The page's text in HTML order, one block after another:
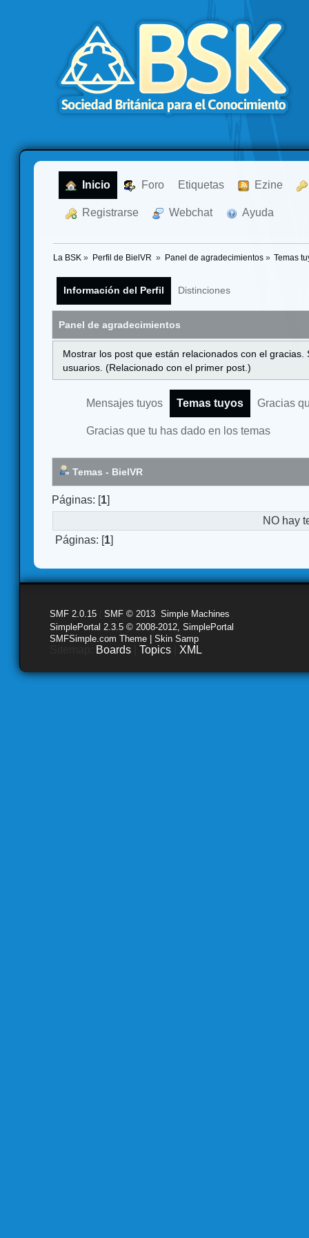
Inicio Foro Etiquetas Ezine
Registrarse Webchat Ayuda
La BSK » Perfil de BielVR » Panel de agradecimientos» Temas
Información del Perfil Distinciones
Panel de agradecimientos
Mostrar los post que están relacionados con el
usuarios. (Relacionado con el primer post.)
Mensajes tuyos Temas tuyos Gracias
Gracias que tu has dado en los temas
Temas - BielVR
Páginas: [1]
NO hay
Páginas: [1]
SMF 2.0.15 SMF © 2013 Simple Machines
SimplePortal 2.3.5 © 2008-2012, SimplePortal
SMFSimple.com Theme | Skin Samp
Boards Topics XML